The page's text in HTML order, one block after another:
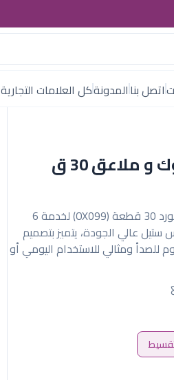
اتصل بناالمدونةكل العلامات التجارية
OX099 طقم شوك و ملاعق 30 ق
طقم شوك وملاعق أكسفورد 30 قطعة (OX099) لخدمة 6
ستيل عالي الجودة، يتميز بتصميم
ومثالي للاستخدام اليومي أو